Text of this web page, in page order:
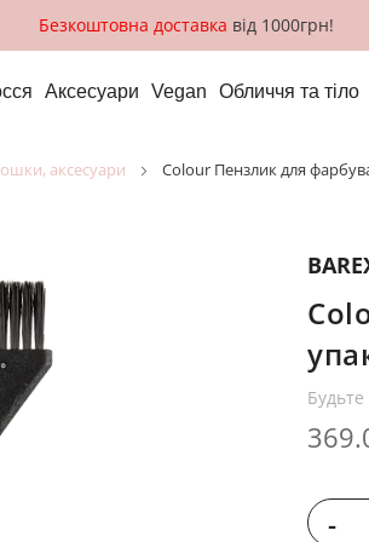
Безкоштовна доставка від 1000грн!
Аксесуари Vegan Обличчя та тіло
аксесуари Colour Пензлик для
-